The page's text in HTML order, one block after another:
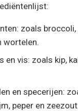
zoals
wortelen.
en vis: zoals kip,
en specerijen:
peper en zeezout.